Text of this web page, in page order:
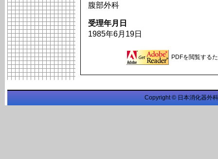
腹部外科
受理年月日
1985年6月19日
PDFを閲覧する
Copyright © 日本消化器外